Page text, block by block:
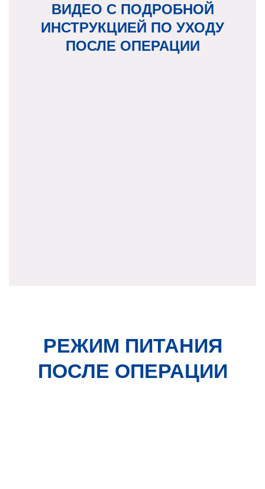
ВИДЕО С ПОДРОБНОЙ
ИНСТРУКЦИЕЙ ПО УХОДУ
ПОСЛЕ ОПЕРАЦИИ
РЕЖИМ ПИТАНИЯ
ПОСЛЕ ОПЕРАЦИИ